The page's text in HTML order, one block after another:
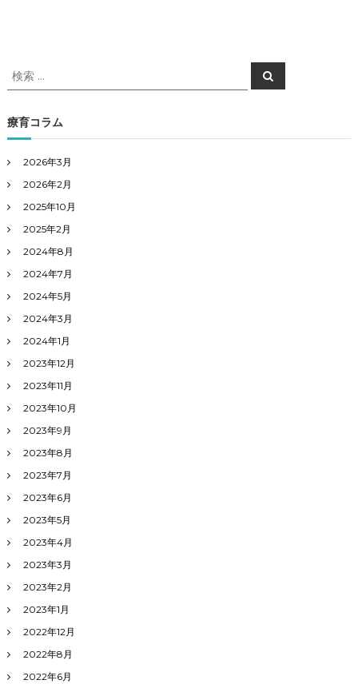
検
索
象
:
検
索
療育コラム
2026年3月
2026年2月
2025年10月
2025年2月
2024年8月
2024年7月
2024年5月
2024年3月
2024年1月
2023年12月
2023年11月
2023年10月
2023年9月
2023年8月
2023年7月
2023年6月
2023年5月
2023年4月
2023年3月
2023年2月
2023年1月
2022年12月
2022年8月
2022年6月